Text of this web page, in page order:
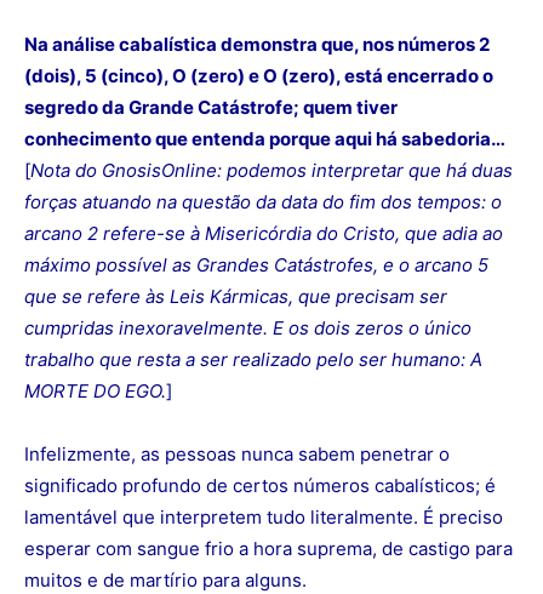
Na análise cabalística demonstra que, nos números 2
(dois), 5 (cinco), O (zero) e O (zero), está encerrado o
segredo da Grande Catástrofe; quem tiver
conhecimento que entenda porque aqui há sabedoria…
[Nota do GnosisOnline: podemos interpretar que há duas
forças atuando na questão da data do fim dos tempos: o
arcano 2 refere-se à Misericórdia do Cristo, que adia ao
máximo possível as Grandes Catástrofes, e o arcano 5
que se refere às Leis Kármicas, que precisam ser
cumpridas inexoravelmente. E os dois zeros o único
trabalho que resta a ser realizado pelo ser humano: A
MORTE DO EGO.]
Infelizmente, as pessoas nunca sabem penetrar o
significado profundo de certos números cabalísticos; é
lamentável que interpretem tudo literalmente. É preciso
esperar com sangue frio a hora suprema, de castigo para
muitos e de martírio para alguns.